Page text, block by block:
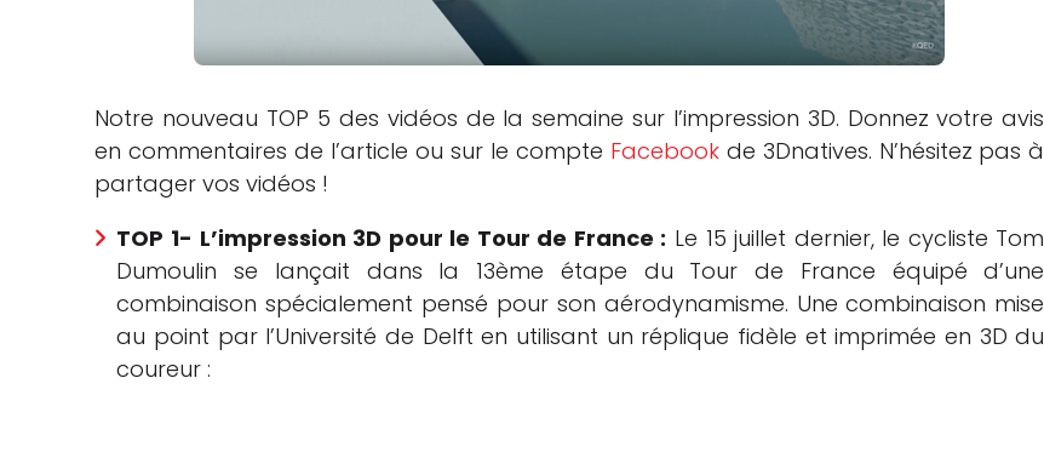
Notre nouveau TOP 5 des vidéos de la semaine sur l’impression 3D. Donnez votre avis
en commentaires de l’article ou sur le compte Facebookde 3Dnatives. N’hésitez pas à
partager vos vidéos !
TOP 1- L’impression 3D pour le Tour de France : Le 15 juillet dernier, le cycliste Tom
Dumoulin se lançait dans la 13ème étape du Tour de France équipé d’une
combinaison spécialement pensé pour son aérodynamisme. Une combinaison mise
au point par l’Université de Delft en utilisant un réplique fidèle et imprimée en 3D du
coureur :